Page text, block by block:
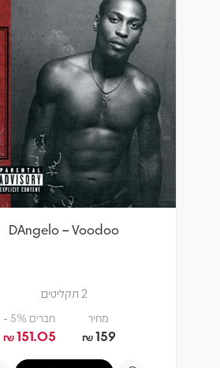
DAngelo – Voodoo
2 תקליטים
מחיר
159
₪
חברים 5% -
151.05
₪